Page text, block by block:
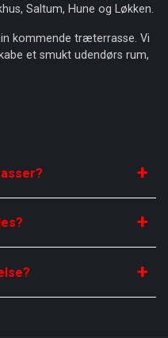
Saltum, Hune og Løkken.
kommende træterrasse. Vi
et smukt udendørs rum,